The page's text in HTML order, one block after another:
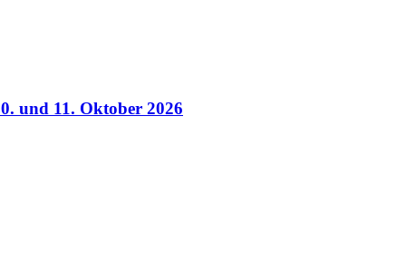
und 11. Oktober 2026